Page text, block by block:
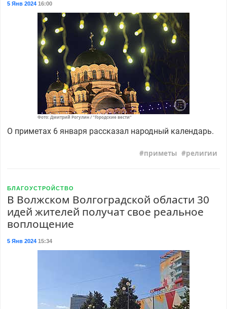
5 Янв 202416:00
Фото: Дмитрий Рогулин / "Городские вести"
О приметах 6 января рассказал народный календарь.
приметы религии
БЛАГОУСТРОЙСТВО
В Волжском Волгоградской области 30
идей жителей получат свое реальное
воплощение
5 Янв 202415:34